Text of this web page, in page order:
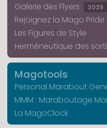
Galerie des Flyers
3025
Rejoignez la Mago Pride
Les Figures de Style
Herméneutique des
Magotools
Personal Marabout
MMM : Maraboutage
La MagoClock